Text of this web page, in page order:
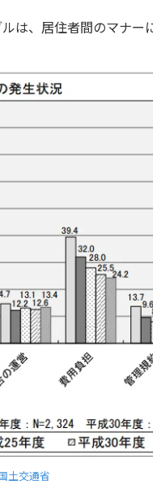
は、居住者間のマナー
土交通省